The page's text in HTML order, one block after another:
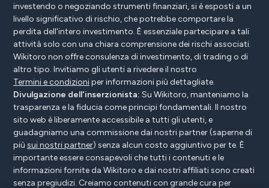
investendo o negoziando strumenti finanziari, si è esposti a un
livello significativo di rischio, che potrebbe comportare la
perdita dell'intero investimento. È essenziale partecipare a tali
attività solo con una chiara comprensione dei rischi associati.
Wikitoro non offre consulenza di investimento, di trading o di
altro tipo. Invitiamo gli utenti a rivedere il nostro
Termini e condizioniper informazioni più dettagliate.
Divulgazione dell'inserzionista: Su Wikitoro, manteniamo la
trasparenza e la fiducia come principi fondamentali. Il nostro
sito web è liberamente accessibile a tutti gli utenti, e
guadagniamo una commissione dai nostri partner (saperne di
più sui nostri partner) senza alcun costo aggiuntivo per te. È
importante essere consapevoli che tutti i contenuti e le
informazioni fornite da Wikitoro e dai nostri affiliati sono creati
senza pregiudizi. Creiamo contenuti con grande cura per